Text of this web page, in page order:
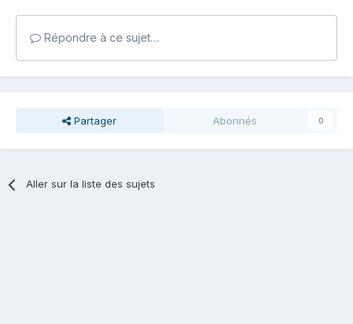
Répondre à ce sujet…
Partager Abonnés 0
Aller sur la liste des sujets